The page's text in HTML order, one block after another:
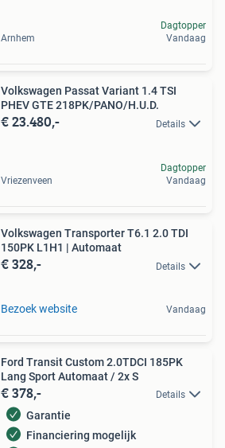
Arnhem
Dagtopper
Vandaag
Volkswagen Passat Variant 1.4 TSI
PHEV GTE 218PK/PANO/H.U.D.
€ 23.480,- Details
Vriezenveen
Dagtopper
Vandaag
Volkswagen Transporter T6.1 2.0 TDI
150PK L1H1 | Automaat
€ 328,- Details
Bezoek website Vandaag
Ford Transit Custom 2.0TDCI 185PK
Lang Sport Automaat / 2x S
€ 378,- Details
Garantie
Financiering mogelijk